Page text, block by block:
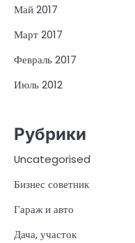
Май 2017
Март 2017
Февраль 2017
Июль 2012
Рубрики
Uncategorised
Бизнес советник
Гараж и авто
Дача, участок